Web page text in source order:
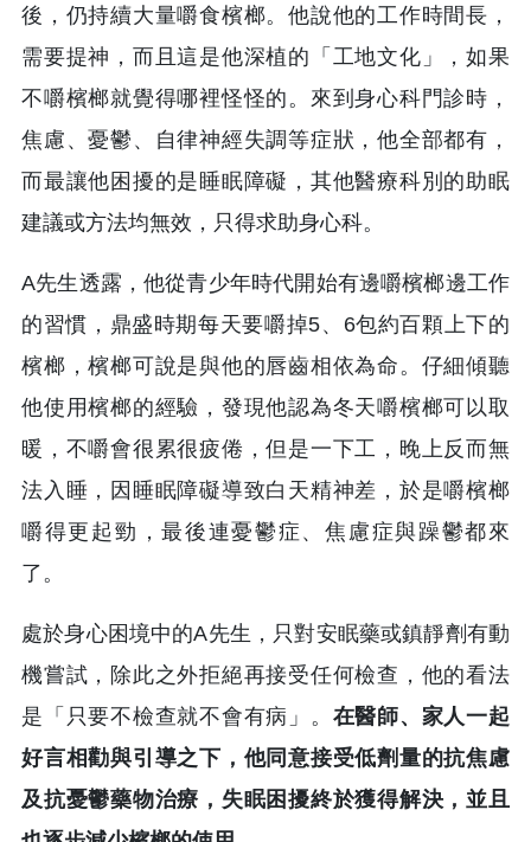
後，仍持續大量嚼食檳榔。他說他的工作時間長，
需要提神，而且這是他深植的「工地文化」，如果
不嚼檳榔就覺得哪裡怪怪的。來到身心科門診時，
焦慮、憂鬱、自律神經失調等症狀，他全部都有，
而最讓他困擾的是睡眠障礙，其他醫療科別的助眠
建議或方法均無效，只得求助身心科。
A先生透露，他從青少年時代開始有邊嚼檳榔邊工作
的習慣，鼎盛時期每天要嚼掉5、6包約百顆上下的
檳榔，檳榔可說是與他的唇齒相依為命。仔細傾聽
他使用檳榔的經驗，發現他認為冬天嚼檳榔可以取
暖，不嚼會很累很疲倦，但是一下工，晚上反而無
法入睡，因睡眠障礙導致白天精神差，於是嚼檳榔
嚼得更起勁，最後連憂鬱症、焦慮症與躁鬱都來
了。
處於身心困境中的A先生，只對安眠藥或鎮靜劑有動
機嘗試，除此之外拒絕再接受任何檢查，他的看法
是「只要不檢查就不會有病」。 在醫師、家人一起
好言相勸與引導之下，他同意接受低劑量的抗焦慮
及抗憂鬱藥物治療，失眠困擾終於獲得解決，並且